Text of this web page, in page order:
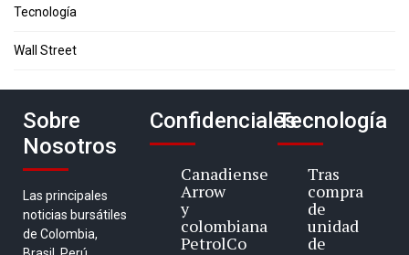
Tecnología
Wall Street
Sobre
Nosotros
Las principales
noticias bursátiles
de Colombia,
Confidenciales
Canadiense
Arrow
y
colombiana
PetrolCo
Tecnología
Tras
compra
de
unidad
de